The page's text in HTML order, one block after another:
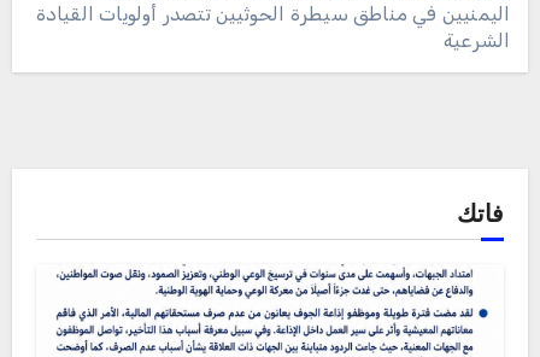
اليمنيين في مناطق سيطرة الحوثيين تتصدر أولويات القيادة
الشرعية
فاتك